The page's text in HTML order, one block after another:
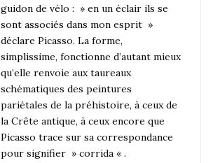
guidon de vélo : » en un éclair ils se
sont associés dans mon esprit »
déclare Picasso. La forme,
simplissime, fonctionne d’autant mieux
qu’elle renvoie aux taureaux
schématiques des peintures
pariétales de la préhistoire, à ceux de
la Crête antique, à ceux encore que
Picasso trace sur sa correspondance
pour signifier » corrida « .